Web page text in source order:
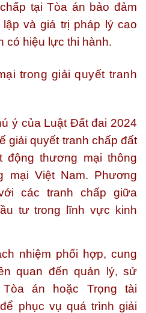
tại Tòa án bảo đảm
và giá trị pháp lý cao
có hiệu lực thi hành.
trong giải quyết tranh
ý của Luật Đất đai 2024
giải quyết tranh chấp đất
động thương mại thông
mại Việt Nam. Phương
các tranh chấp giữa
tư trong lĩnh vực kinh
nhiệm phối hợp, cung
quan đến quản lý, sử
án hoặc Trọng tài
phục vụ quá trình giải